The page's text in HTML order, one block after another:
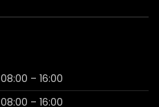
08:00 – 16:00
08:00 – 16:00